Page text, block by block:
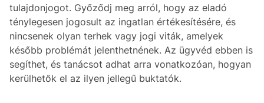
tulajdonjogot. Győződj meg arról, hogy az eladó
ténylegesen jogosult az ingatlan értékesítésére, és
nincsenek olyan terhek vagy jogi viták, amelyek
később problémát jelenthetnének. Az ügyvéd ebben is
segíthet, és tanácsot adhat arra vonatkozóan, hogyan
kerülhetők el az ilyen jellegű buktatók.